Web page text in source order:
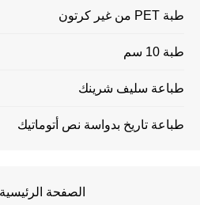
طبة PET من غير كرتون
طبة 10 سم
طباعة سليف شرينك
طباعة تاريخ بدواسة نص أتوماتيك
الصفحة الرئيسية